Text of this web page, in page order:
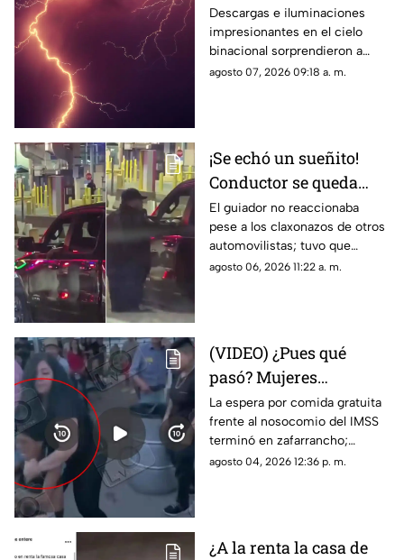
tormenta eléctrica de
este jueves en Ciudad
Juárez
Descargas e iluminaciones
impresionantes en el cielo
binacional sorprendieron a
residentes de Ciudad Juárez y
agosto 07, 2026 09:18 a. m.
¡Se echó un sueñito!
Conductor se queda
dormido en la fila del
puente libre y se
viraliza en Ciudad
Juárez
El guiador no reaccionaba
pese a los claxonazos de otros
automovilistas; tuvo que
intervenir un agente de CBP
agosto 06, 2026 11:22 a. m.
(VIDEO) ¿Pues qué
pasó? Mujeres
protagonizan peculiar
riña con jalones de
cabello en fila de
burritos y desatan
La espera por comida gratuita
frente al nosocomio del IMSS
terminó en zafarrancho;
testigos tuvieron que
agosto 04, 2026 12:36 p. m.
¿A la renta la casa de